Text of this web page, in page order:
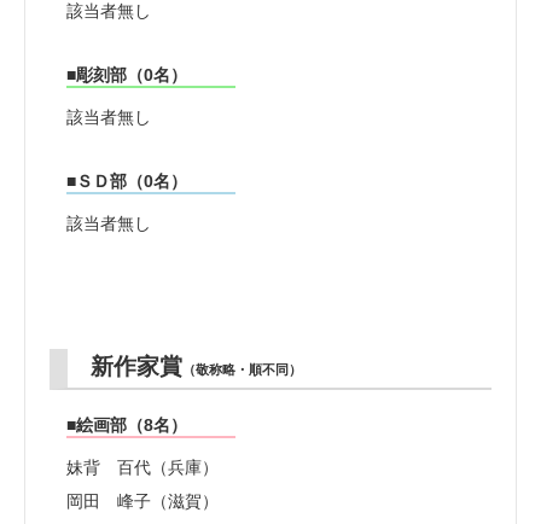
該当者無し
■彫刻部（0名）
該当者無し
■ＳＤ部（0名）
該当者無し
新作家賞 （敬称略・順不同）
■絵画部（8名）
妹背 百代（兵庫）
岡田 峰子（滋賀）